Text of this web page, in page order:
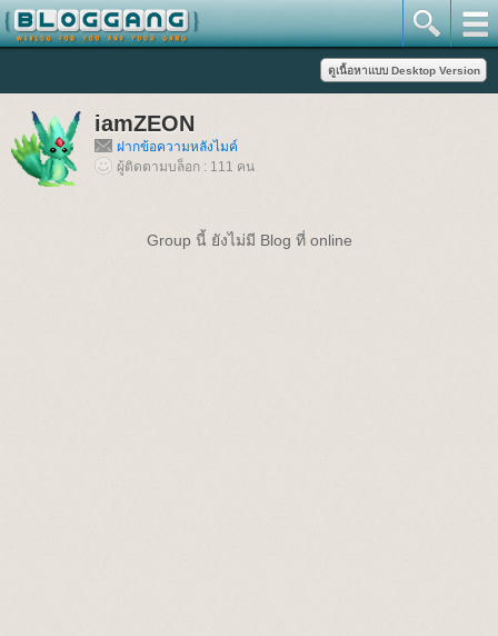
iamZEON
ฝากข้อความหลังไมค์
ผู้ติดตามบล็อก : 111 คน
Group นี้ ยังไม่มี Blog ที่ online